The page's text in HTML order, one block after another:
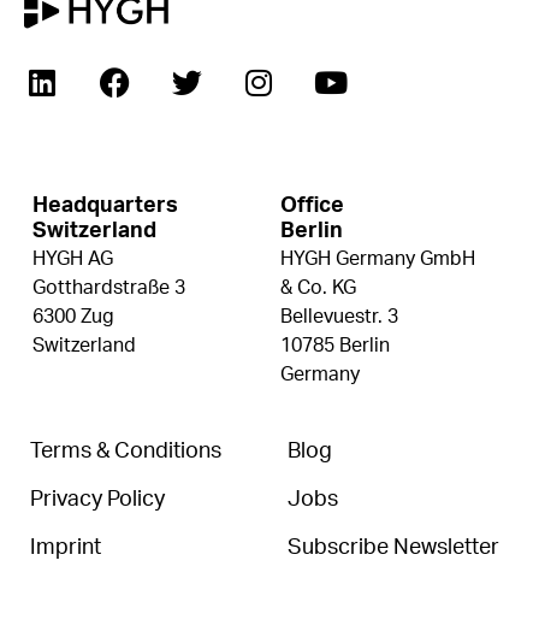
Headquarters
Switzerland
HYGH AG
Gotthardstraße 3
6300 Zug
Switzerland
Office
Berlin
HYGH Germany GmbH
& Co. KG
Bellevuestr. 3
10785 Berlin
Germany
Terms & Conditions
Privacy Policy
Imprint
Blog
Jobs
Subscribe Newsletter